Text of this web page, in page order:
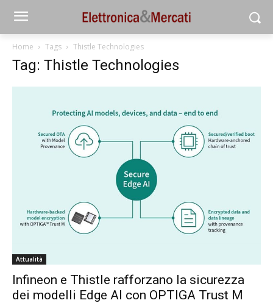
Home Tags Thistle Technologies
Tag: Thistle Technologies
Attualità
Infineon e Thistle rafforzano la sicurezza
dei modelli Edge AI con OPTIGA Trust M